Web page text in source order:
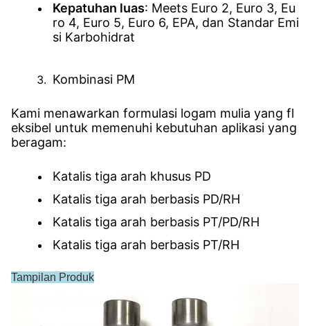
Kepatuhan luas: Meets Euro 2, Euro 3, Eu
ro 4, Euro 5, Euro 6, EPA, dan Standar Emi
si Karbohidrat
Kombinasi PM
Kami menawarkan formulasi logam mulia yang fl
eksibel untuk memenuhi kebutuhan aplikasi yang
beragam:
Katalis tiga arah khusus PD
Katalis tiga arah berbasis PD/RH
Katalis tiga arah berbasis PT/PD/RH
Katalis tiga arah berbasis PT/RH
Tampilan Produk